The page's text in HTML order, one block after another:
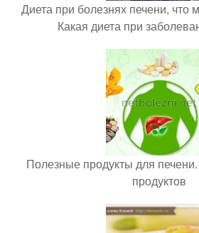
Диета при болезнях печени, что
Какая диета при
Полезные продукты для
продуктов